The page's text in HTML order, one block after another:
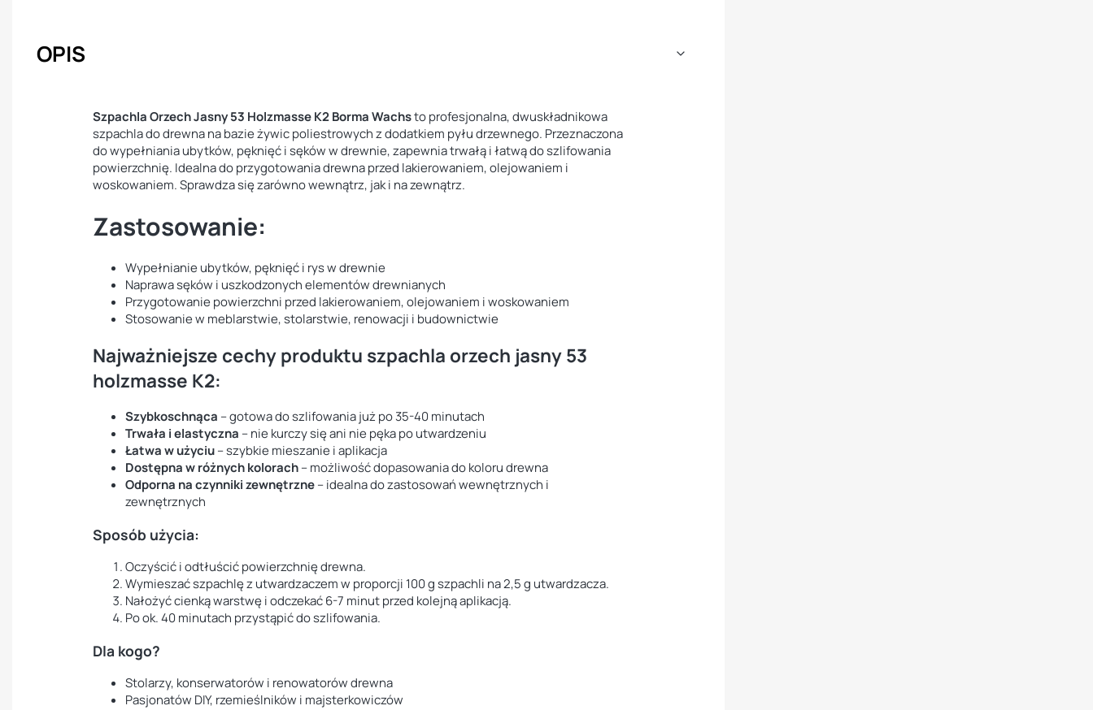
OPIS
Szpachla Orzech Jasny 53 Holzmasse K2 Borma Wachsto profesjonalna, dwuskładnikowa
szpachla do drewna na bazie żywic poliestrowych z dodatkiem pyłu drzewnego. Przeznaczona
do wypełniania ubytków, pęknięć i sęków w drewnie, zapewnia trwałą i łatwą do szlifowania
powierzchnię. Idealna do przygotowania drewna przed lakierowaniem, olejowaniem i
woskowaniem. Sprawdza się zarówno wewnątrz, jak i na zewnątrz.
Zastosowanie:
Wypełnianie ubytków, pęknięć i rys w drewnie
Naprawa sęków i uszkodzonych elementów drewnianych
Przygotowanie powierzchni przed lakierowaniem, olejowaniem i woskowaniem
Stosowanie w meblarstwie, stolarstwie, renowacji i budownictwie
Najważniejsze cechy produktu szpachla orzech jasny 53
holzmasse K2:
Szybkoschnąca – gotowa do szlifowania już po 35-40 minutach
Trwała i elastyczna – nie kurczy się ani nie pęka po utwardzeniu
Łatwa w użyciu– szybkie mieszanie i aplikacja
Dostępna w różnych kolorach– możliwość dopasowania do koloru drewna
Odporna na czynniki zewnętrzne– idealna do zastosowań wewnętrznych i
zewnętrznych
Sposób użycia:
Oczyścić i odtłuścić powierzchnię drewna.
Wymieszać szpachlę z utwardzaczem w proporcji 100 g szpachli na 2,5 g utwardzacza.
Nałożyć cienką warstwę i odczekać 6-7 minut przed kolejną aplikacją.
Po ok. 40 minutach przystąpić do szlifowania.
Dla kogo?
Stolarzy, konserwatorów i renowatorów drewna
Pasjonatów DIY, rzemieślników i majsterkowiczów